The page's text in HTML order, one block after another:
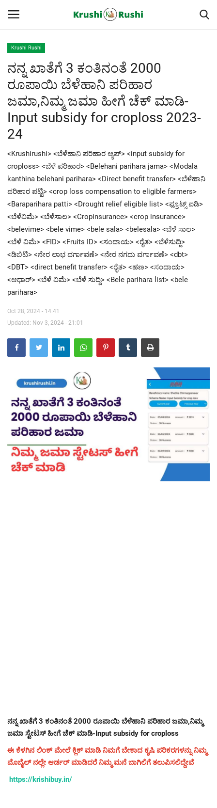
Home
Finance
Contact
ರೈತರ ಯಶೋಗಾಥೆಗಳು
Krushi Rushi
ಮುಂದಿನ 5 ದಿನಗಳ ಮಳೆ ಮಾಹಿತಿ
Gallery
Contact Us
Krushi Rushi
ನನ್ನ ಖಾತೆಗೆ 3 ಕಂತಿನಂತೆ 2000
ರೂಪಾಯಿ ಬೆಳೆಹಾನಿ ಪರಿಹಾರ
ಜಮಾ,ನಿಮ್ಮ ಜಮಾ ಹೀಗೆ ಚೆಕ್ ಮಾಡಿ-
Input subsidy for croploss 2023-
24
<Krushirushi> <ಬೆಳೆಹಾನಿ ಪರಿಹಾರ ಆ್ಯಪ್> <input subsidy for
croploss> <ಬೆಳೆ ಪರಿಹಾರ> <Belehani parihara jama> <Modala
kanthina belehani parihara> <Direct benefit transfer> <ಬೆಳೆಹಾನಿ
ಪರಿಹಾರ ಪಟ್ಟಿ> <crop loss compensation to eligible farmers>
<Baraparihara patti> <Drought relief eligible list> <ಫ್ರೂಟ್ಸ್ ಐಡಿ>
<ಬೆಳೆವಿಮೆ> <ಬೆಳೆಸಾಲ> <Cropinsurance> <crop insurance>
<belevime> <bele vime> <bele sala> <belesala> <ಬೆಳೆ ಸಾಲ>
<ಬೆಳೆ ವಿಮೆ> <FID> <Fruits ID> <ಸಂದಾಯ> <ರೈತ> <ಬೆಳೆಸುದ್ದಿ>
<ಡಿಬಿಟಿ> <ನೇರ ಲಾಭ ವರ್ಗಾವಣೆ> <ನೇರ ನಗದು ವರ್ಗಾವಣೆ> <dbt>
<DBT> <direct benefit transfer> <ರೈತ> <ಹಣ> <ಸಂದಾಯ>
<ಆಧಾರ್> <ಬೆಳೆ ವಿಮೆ> <ಬೆಳೆ ಸುದ್ದಿ> <Bele parihara list> <bele
parihara>
Oct 28, 2024 - 14:41
Updated: Nov 3, 2024 - 21:01
ನನ್ನ ಖಾತೆಗೆ 3 ಕಂತಿನಂತೆ 2000 ರೂಪಾಯಿ ಬೆಳೆಹಾನಿ ಪರಿಹಾರ ಜಮಾ,ನಿಮ್ಮ
ಜಮಾ ಸ್ಟೇಟಸ್ ಹೀಗೆ ಚೆಕ್ ಮಾಡಿ-Input subsidy for croploss
ಈ ಕೆಳಗಿನ ಲಿಂಕ್ ಮೇಲೆ ಕ್ಲಿಕ್ ಮಾಡಿ ನಿಮಗೆ ಬೇಕಾದ ಕೃಷಿ ಪರಿಕರಗಳನ್ನು ನಿಮ್ಮ
ಮೊಬೈಲ್ ನಲ್ಲೇ ಆರ್ಡರ್ ಮಾಡಿದರೆ ನಿಮ್ಮ ಮನೆ ಬಾಗಿಲಿಗೆ ತಲುಪಿಸಲಿದ್ದೇವೆ
https://krishibuy.in/